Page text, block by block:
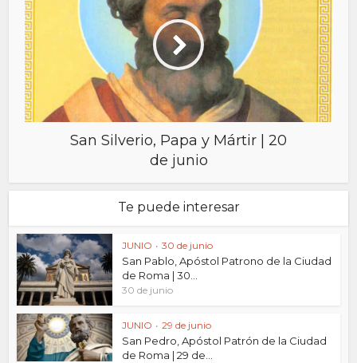
San Silverio, Papa y Mártir | 20
de junio
Te puede interesar
JUNIO • 30 de junio
San Pablo, Apóstol Patrono de la Ciudad
de Roma | 30...
30 de junio
JUNIO • 29 de junio
San Pedro, Apóstol Patrón de la Ciudad
de Roma | 29 de...